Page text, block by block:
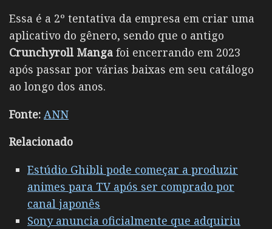
Essa é a 2º tentativa da empresa em criar uma
aplicativo do gênero, sendo que o antigo
Crunchyroll Manga foi encerrando em 2023
após passar por várias baixas em seu catálogo
ao longo dos anos.
Fonte: ANN
Relacionado
Estúdio Ghibli pode começar a produzir
animes para TV após ser comprado por
canal japonês
Sony anuncia oficialmente que adquiriu